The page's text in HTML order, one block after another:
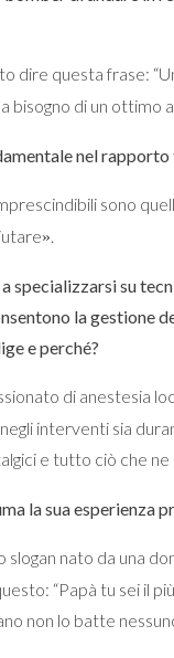
dire questa frase:
bisogno di un ottimo
nel
sono
».
specializzarsi su
la gestione
e perché?
di anestesia
interventi sia
e tutto ciò che ne
la sua esperienza
slogan nato da una
“Papà tu sei il
non lo batte